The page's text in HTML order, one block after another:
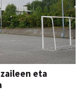
eta